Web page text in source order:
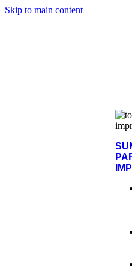
Skip to main content